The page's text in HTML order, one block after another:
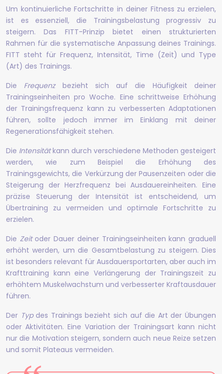
Um kontinuierliche Fortschritte in deiner Fitness zu erzielen,
ist es essenziell, die Trainingsbelastung progressiv zu
steigern. Das FITT-Prinzip bietet einen strukturierten
Rahmen für die systematische Anpassung deines Trainings.
FITT steht für Frequenz, Intensität, Time (Zeit) und Type
(Art) des Trainings.
Die Frequenz bezieht sich auf die Häufigkeit deiner
Trainingseinheiten pro Woche. Eine schrittweise Erhöhung
der Trainingsfrequenz kann zu verbesserten Adaptationen
führen, sollte jedoch immer im Einklang mit deiner
Regenerationsfähigkeit stehen.
Die Intensitätkann durch verschiedene Methoden gesteigert
werden, wie zum Beispiel die Erhöhung des
Trainingsgewichts, die Verkürzung der Pausenzeiten oder die
Steigerung der Herzfrequenz bei Ausdauereinheiten. Eine
präzise Steuerung der Intensität ist entscheidend, um
Übertraining zu vermeiden und optimale Fortschritte zu
erzielen.
Die Zeit oder Dauer deiner Trainingseinheiten kann graduell
erhöht werden, um die Gesamtbelastung zu steigern. Dies
ist besonders relevant für Ausdauersportarten, aber auch im
Krafttraining kann eine Verlängerung der Trainingszeit zu
erhöhtem Muskelwachstum und verbesserter Kraftausdauer
führen.
Der Typ des Trainings bezieht sich auf die Art der Übungen
oder Aktivitäten. Eine Variation der Trainingsart kann nicht
nur die Motivation steigern, sondern auch neue Reize setzen
und somit Plateaus vermeiden.